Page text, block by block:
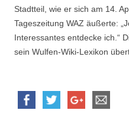
Stadtteil, wie er sich am 14.
Tageszeitung WAZ äußerte:
Interessantes entdecke ich.“
sein Wulfen-Wiki-Lexikon